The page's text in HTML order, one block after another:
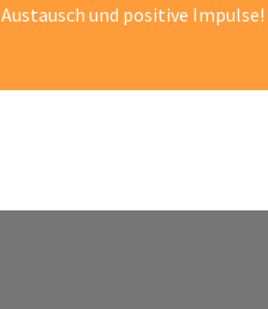
Austausch und positive Impulse!